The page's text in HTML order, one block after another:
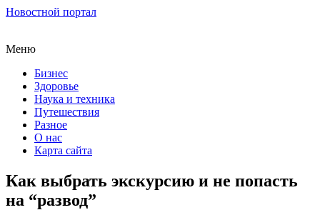
Новостной портал
Меню
Бизнес
Здоровье
Наука и техника
Путешествия
Разное
О нас
Карта сайта
Как выбрать экскурсию и не попасть
на “развод”